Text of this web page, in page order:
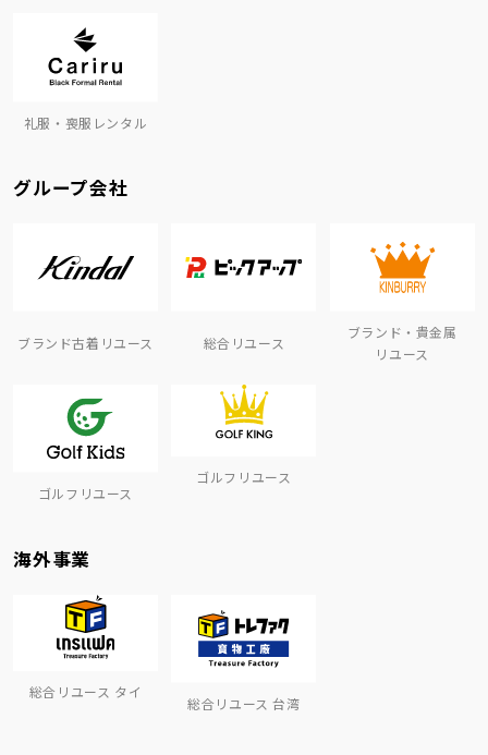
礼服・喪服レンタル
グループ会社
ブランド古着リユース 総合リユース
ブランド・貴金属
リユース
ゴルフリユース
ゴルフリユース
海外事業
総合リユース タイ
総合リユース 台湾